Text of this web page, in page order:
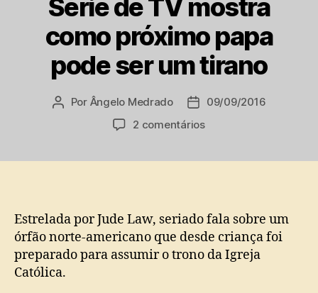
Série de TV mostra
como próximo papa
pode ser um tirano
Autor
Por Ângelo Medrado
Data
de
09/09/2016
2 comentáriosem
próximo
papa
pode
Estrelada por Jude Law, seriado fala sobre um
órfão norte-americano que desde criança foi
preparado para assumir o trono da Igreja
Católica.